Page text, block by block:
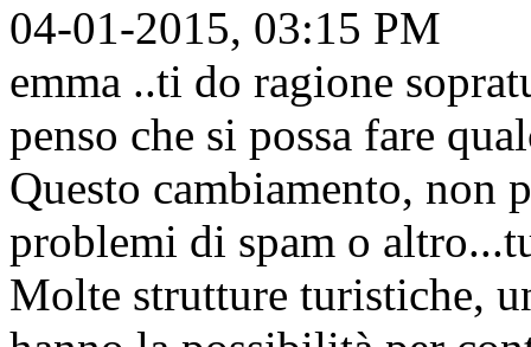
04-01-2015, 03:15 PM
emma ..ti do ragione
penso che si possa fare
Questo cambiamento, non
problemi di spam o
Molte strutture turistiche,